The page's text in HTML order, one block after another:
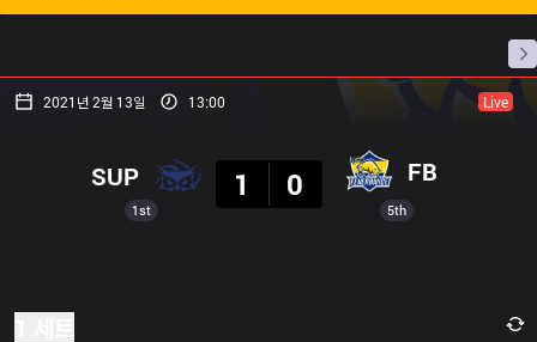
프로빌
2021년 2월 13일 13:00 Live
1st
SUP
1
0 FB
5th